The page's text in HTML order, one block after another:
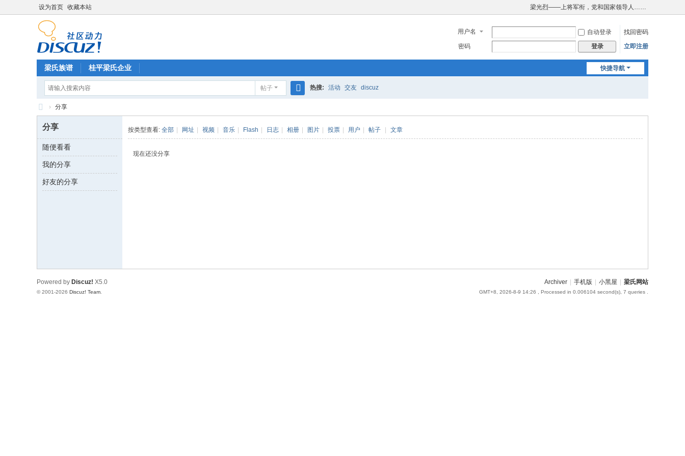
设为首页 收藏本站 梁光烈——上将军衔，党和国家领导人……
用户名 自动登录
找回密码
密码
登录 立即注册
快捷导航
梁氏族谱 桂平梁氏企业
帖子
索
热搜: 活动 交友 discuz
梁
氏
论
坛
› 分享
分享
随便看看
我的分享
好友的分享
按类型查看: 全部 网址 视频 音乐 Flash 日志 相册 图片 投票 用户 帖子 文章
现在还没分享
Archiver 手机版 小黑屋 梁氏网站
GMT+8, 2026-8-9 14:26 , Processed in 0.006104 second(s), 7 queries .
Powered by Discuz! X5.0
© 2001-2026 Discuz! Team